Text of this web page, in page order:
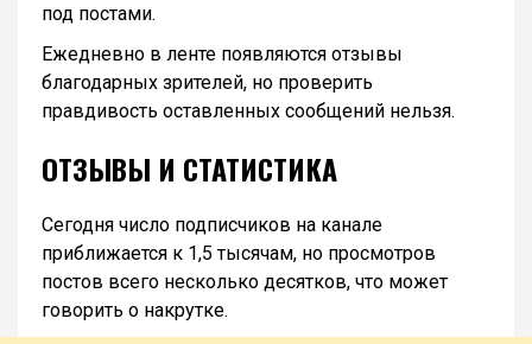
под постами.
Ежедневно в ленте появляются отзывы
благодарных зрителей, но проверить
правдивость оставленных сообщений нельзя.
ОТЗЫВЫ И СТАТИСТИКА
Сегодня число подписчиков на канале
приближается к 1,5 тысячам, но просмотров
постов всего несколько десятков, что может
говорить о накрутке.